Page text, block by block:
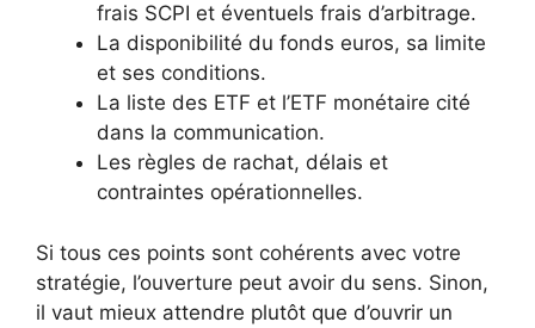
frais SCPI et éventuels frais d’arbitrage.
La disponibilité du fonds euros, sa limite
et ses conditions.
La liste des ETF et l’ETF monétaire cité
dans la communication.
Les règles de rachat, délais et
contraintes opérationnelles.
Si tous ces points sont cohérents avec votre
stratégie, l’ouverture peut avoir du sens. Sinon,
il vaut mieux attendre plutôt que d’ouvrir un